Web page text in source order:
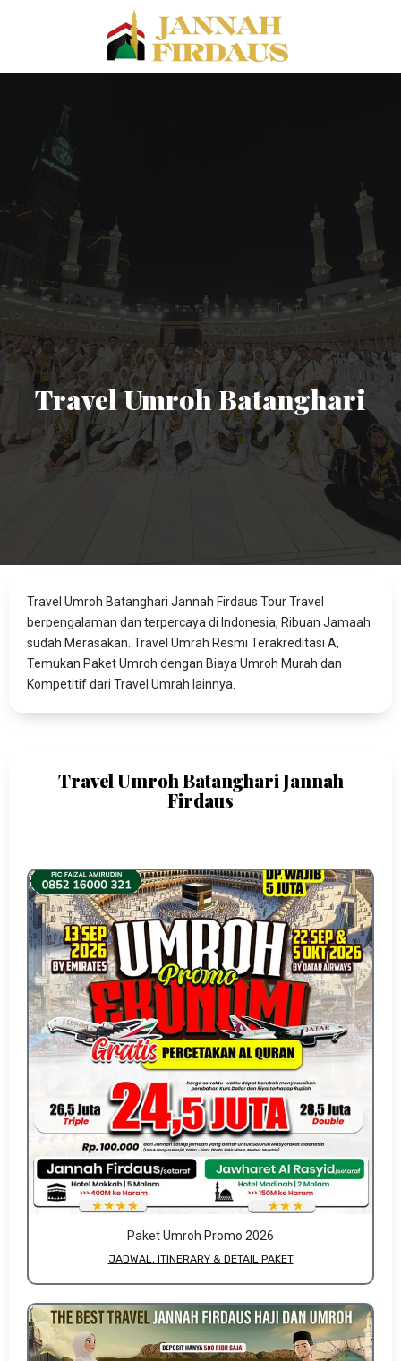
Travel Umroh Batanghari
Travel Umroh Batanghari Jannah Firdaus Tour Travel
berpengalaman dan terpercaya di Indonesia, Ribuan Jamaah
sudah Merasakan. Travel Umrah Resmi Terakreditasi A,
Temukan Paket Umroh dengan Biaya Umroh Murah dan
Kompetitif dari Travel Umrah lainnya.
Travel Umroh Batanghari Jannah
Firdaus
Paket Umroh Promo 2026
JADWAL, ITINERARY & DETAIL PAKET